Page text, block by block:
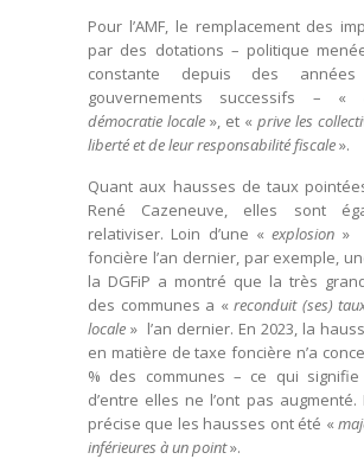
Pour l’AMF, le remplacement des
par des dotations – politique
constante depuis des
gouvernements successifs – «
démocratie locale », et « prive les
liberté et de leur responsabilité fiscale».
Quant aux hausses de taux
René Cazeneuve, elles sont
relativiser. Loin d’une «explosion »
foncière l’an dernier, par exemple,
la DGFiP a montré que la très
des communes a « reconduit (ses)
locale » l’an dernier. En 2023, la
en matière de taxe foncière n’a
% des communes – ce qui
d’entre elles ne l’ont pas augmenté.
précise que les hausses ont été «
inférieures à un point».